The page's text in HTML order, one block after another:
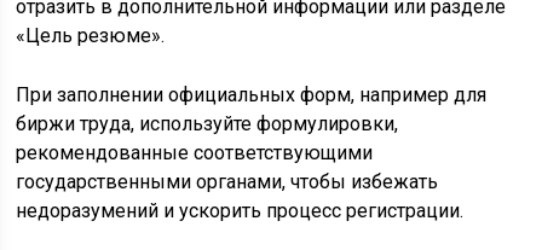
отразить в дополнительной информации или разделе
«Цель резюме».
При заполнении официальных форм, например для
биржи труда, используйте формулировки,
рекомендованные соответствующими
государственными органами, чтобы избежать
недоразумений и ускорить процесс регистрации.